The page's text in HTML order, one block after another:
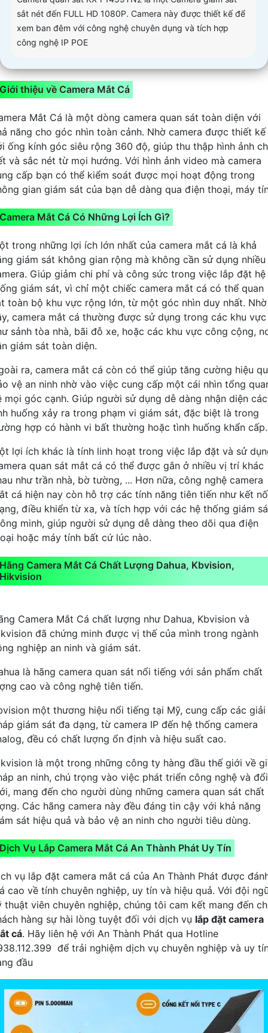
sắt nét đến FULL HD 1080P. Camera này được thiết kế để
xem ban đêm với công nghệ chuyên dụng và tích hợp
công nghệ IP POE
Giới thiệu về Camera Mắt Cá
Mắt Cá là một dòng camera quan sát toàn diện với
năng cho góc nhìn toàn cảnh. Nhờ camera được thiết kế
ống kính góc siêu rộng 360 độ, giúp thu thập hình ảnh
và sắc nét từ mọi hướng. Với hình ảnh video mà camera
cấp bạn có thể kiểm soát được mọi hoạt động trong
gian giám sát của bạn dễ dàng qua điện thoại, máy
Camera Mắt Cá Có Những Lợi Ích Gì?
trong những lợi ích lớn nhất của camera mắt cá là khả
giám sát không gian rộng mà không cần sử dụng nhiều
Giúp giảm chi phí và công sức trong việc lắp đặt hệ
giám sát, vì chỉ một chiếc camera mắt cá có thể quan
toàn bộ khu vực rộng lớn, từ một góc nhìn duy nhất. Nhờ
camera mắt cá thường được sử dụng trong các khu vực
sảnh tòa nhà, bãi đỗ xe, hoặc các khu vực công cộng,
giám sát toàn diện.
ra, camera mắt cá còn có thể giúp tăng cường hiệu
vệ an ninh nhờ vào việc cung cấp một cái nhìn tổng
mọi góc cạnh. Giúp người sử dụng dễ dàng nhận diện các
huống xảy ra trong phạm vi giám sát, đặc biệt là trong
hợp có hành vi bất thường hoặc tình huống khẩn cấp.
lợi ích khác là tính linh hoạt trong việc lắp đặt và sử
quan sát mắt cá có thể được gắn ở nhiều vị trí khác
như trần nhà, bờ tường, ... Hơn nữa, công nghệ camera
cá hiện nay còn hỗ trợ các tính năng tiên tiến như kết
điều khiển từ xa, và tích hợp với các hệ thống giám
minh, giúp người sử dụng dễ dàng theo dõi qua điện
hoặc máy tính bất cứ lúc nào.
Hãng Camera Mắt Cá Chất Lượng Dahua, Kbvision,
Hikvision
Camera Mắt Cá chất lượng như Dahua, Kbvision và
đã chứng minh được vị thế của mình trong ngành
nghiệp an ninh và giám sát.
là hãng camera quan sát nổi tiếng với sản phẩm chất
cao và công nghệ tiên tiến.
một thương hiệu nổi tiếng tại Mỹ, cung cấp các giải
giám sát đa dạng, từ camera IP đến hệ thống camera
đều có chất lượng ổn định và hiệu suất cao.
là một trong những công ty hàng đầu thế giới về
an ninh, chú trọng vào việc phát triển công nghệ và đổi
mang đến cho người dùng những camera quan sát chất
Các hãng camera này đều đáng tin cậy với khả năng
sát hiệu quả và bảo vệ an ninh cho người tiêu dùng.
Dịch Vụ Lắp Camera Mắt Cá An Thành Phát Uy Tín
vụ lắp đặt camera mắt cá của An Thành Phát được
cao về tính chuyên nghiệp, uy tín và hiệu quả. Với đội
thuật viên chuyên nghiệp, chúng tôi cam kết mang đến
hàng sự hài lòng tuyệt đối với dịch vụ lắp đặt camera
cá. Hãy liên hệ với An Thành Phát qua Hotline
để trải nghiệm dịch vụ chuyên nghiệp và uy
đầu